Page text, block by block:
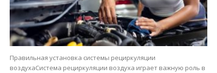
Правильная установка системы рециркуляции
воздухаСистема рециркуляции воздуха играет важную роль в